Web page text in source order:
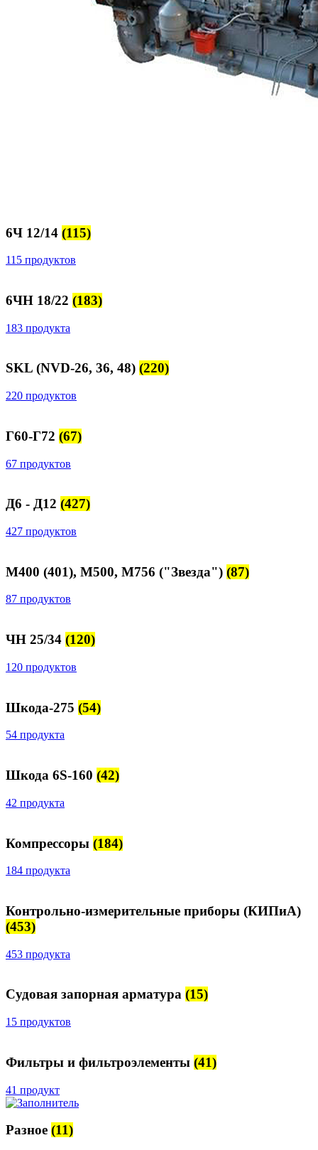
6Ч 12/14 (115)
115 продуктов
6ЧН 18/22 (183)
183 продукта
SKL (NVD-26, 36, 48) (220)
220 продуктов
Г60-Г72 (67)
67 продуктов
Д6 - Д12 (427)
427 продуктов
М400 (401), М500, М756 ("Звезда") (87)
87 продуктов
ЧН 25/34 (120)
120 продуктов
Шкода-275 (54)
54 продукта
Шкода 6S-160 (42)
42 продукта
Компрессоры (184)
184 продукта
Контрольно-измерительные приборы (КИПиА)
(453)
453 продукта
Судовая запорная арматура (15)
15 продуктов
Фильтры и фильтроэлементы (41)
41 продукт
Разное (11)